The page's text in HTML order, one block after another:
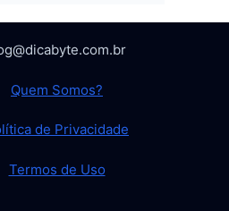
Quem Somos?
de Privacidade
Termos de Uso